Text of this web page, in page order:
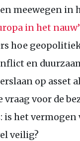
meewegen in
in het nauw’
hoe
en
op asset
voor de
is het vermogen
veilig?